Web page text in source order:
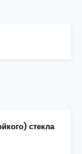
стекла